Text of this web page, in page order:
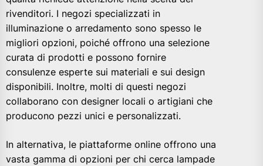
rivenditori. I negozi specializzati in
illuminazione o arredamento sono spesso le
migliori opzioni, poiché offrono una selezione
curata di prodotti e possono fornire
consulenze esperte sui materiali e sui design
disponibili. Inoltre, molti di questi negozi
collaborano con designer locali o artigiani che
producono pezzi unici e personalizzati.
In alternativa, le piattaforme online offrono una
vasta gamma di opzioni per chi cerca lampade